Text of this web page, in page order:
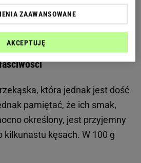
się jako drobna przekąska,
coś słodkiego lub jako
owsianki
która jednak jest dość
pamiętać, że ich smak,
określony, jest przyjemny
kilkunastu kęsach. W 100 g
ZAAWANSOWANE
AKCEPTUJĘ